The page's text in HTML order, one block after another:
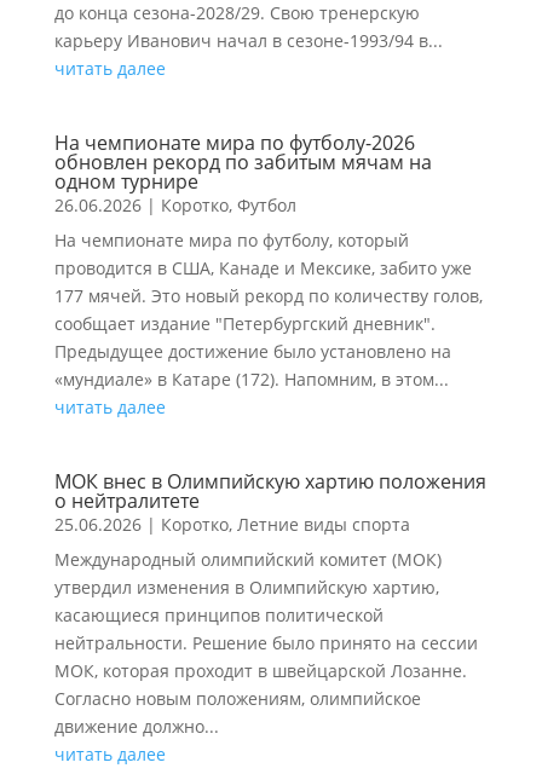
до конца сезона-2028/29. Свою тренерскую
карьеру Иванович начал в сезоне-1993/94 в...
читать далее
На чемпионате мира по футболу-2026
обновлен рекорд по забитым мячам на
одном турнире
26.06.2026| Коротко, Футбол
На чемпионате мира по футболу, который
проводится в США, Канаде и Мексике, забито уже
177 мячей. Это новый рекорд по количеству голов,
сообщает издание "Петербургский дневник".
Предыдущее достижение было установлено на
«мундиале» в Катаре (172). Напомним, в этом...
читать далее
МОК внес в Олимпийскую хартию положения
о нейтралитете
25.06.2026| Коротко, Летние виды спорта
Международный олимпийский комитет (МОК)
утвердил изменения в Олимпийскую хартию,
касающиеся принципов политической
нейтральности. Решение было принято на сессии
МОК, которая проходит в швейцарской Лозанне.
Согласно новым положениям, олимпийское
движение должно...
читать далее